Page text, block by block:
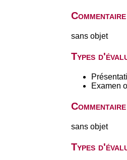
sans objet
Types
Examen
sans objet
Types